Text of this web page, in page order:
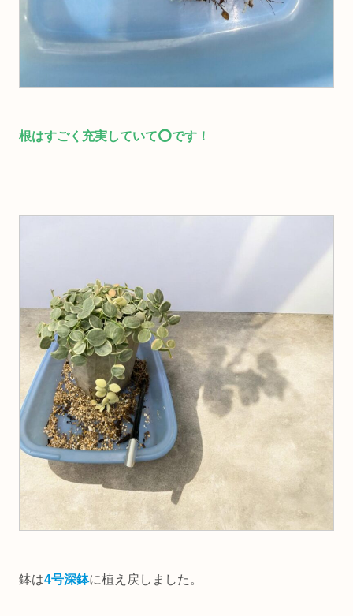
根はすごく充実していて⭕️です！
鉢は4号深鉢に植え戻しました。